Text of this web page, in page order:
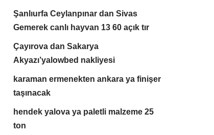
Şanlıurfa Ceylanpınar dan Sivas
Gemerek canlı hayvan 13 60 açık tır
Çayırova dan Sakarya
Akyazı’yalowbed nakliyesi
karaman ermenekten ankara ya finişer
taşınacak
hendek yalova ya paletli malzeme 25
ton